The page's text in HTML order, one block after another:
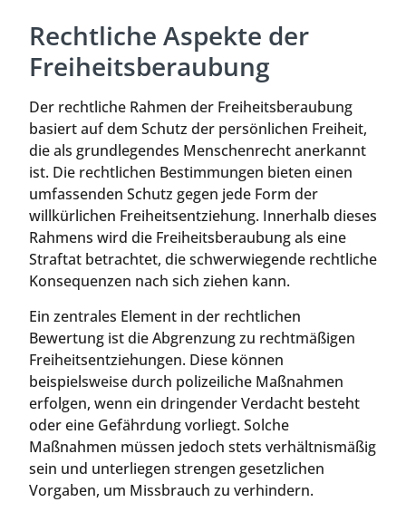
Rechtliche Aspekte der
Freiheitsberaubung
Der rechtliche Rahmen der Freiheitsberaubung
basiert auf dem Schutz der persönlichen Freiheit,
die als grundlegendes Menschenrecht anerkannt
ist. Die rechtlichen Bestimmungen bieten einen
umfassenden Schutz gegen jede Form der
willkürlichen Freiheitsentziehung. Innerhalb dieses
Rahmens wird die Freiheitsberaubung als eine
Straftat betrachtet, die schwerwiegende rechtliche
Konsequenzen nach sich ziehen kann.
Ein zentrales Element in der rechtlichen
Bewertung ist die Abgrenzung zu rechtmäßigen
Freiheitsentziehungen. Diese können
beispielsweise durch polizeiliche Maßnahmen
erfolgen, wenn ein dringender Verdacht besteht
oder eine Gefährdung vorliegt. Solche
Maßnahmen müssen jedoch stets verhältnismäßig
sein und unterliegen strengen gesetzlichen
Vorgaben, um Missbrauch zu verhindern.